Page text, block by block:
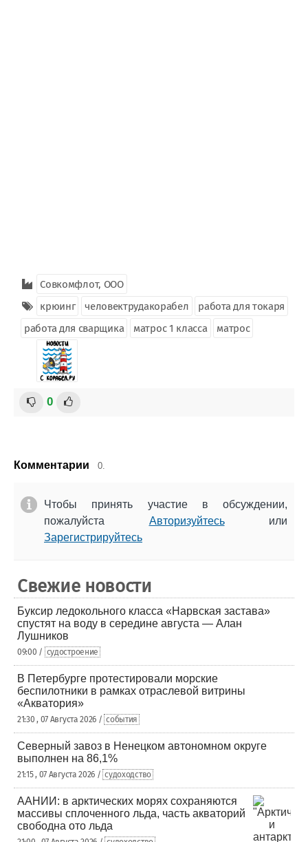
Совкомфлот, ООО
крюинг
человектрудакорабел
работа для токаря
работа для сварщика
матрос 1 класса матрос
0
Комментарии 0.
Чтобы принять участие в обсуждении,
пожалуйста Авторизуйтесьили
Зарегистрируйтесь
Свежие новости
Буксир ледокольного класса «Нарвская застава»
спустят на воду в середине августа — Алан
Лушников
09:00 / судостроение
В Петербурге протестировали морские
беспилотники в рамках отраслевой витрины
«Акватория»
21:30 , 07 Августа 2026 / события
Северный завоз в Ненецком автономном округе
выполнен на 86,1%
21:15 , 07 Августа 2026 / судоходство
ААНИИ: в арктических морях сохраняются
массивы сплоченного льда, часть акваторий
свободна ото льда